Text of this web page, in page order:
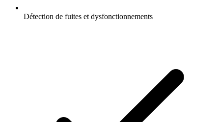
Détection de fuites et dysfonctionnements